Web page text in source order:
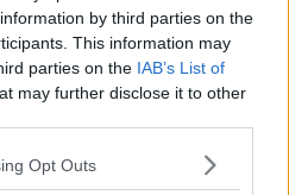
by third parties on the
This information may
parties on the IAB’s List of
may further disclose it to other
Opt Outs